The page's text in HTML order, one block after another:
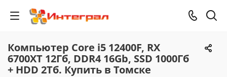
Компьютер Core i5 12400F, RX
6700XT 12Гб, DDR4 16Gb, SSD 1000Гб
+ HDD 2Тб. Купить в Томске